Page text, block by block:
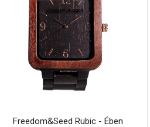
Freedom&Seed Rubic - Ében